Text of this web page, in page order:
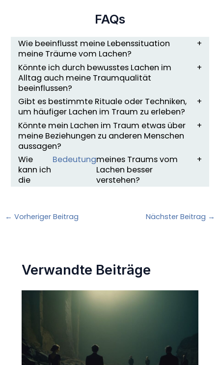
FAQs
Wie beeinflusst meine Lebenssituation
meine Träume vom Lachen?
Könnte ich durch bewusstes Lachen im
Alltag auch meine Traumqualität
beeinflussen?
Gibt es bestimmte Rituale oder Techniken,
um häufiger Lachen im Traum zu erleben?
Könnte mein Lachen im Traum etwas über
meine Beziehungen zu anderen Menschen
aussagen?
Wie
kann ich
die
Bedeutungmeines Traums vom
Lachen besser
verstehen?
← Vorheriger Beitrag Nächster Beitrag →
Verwandte Beiträge